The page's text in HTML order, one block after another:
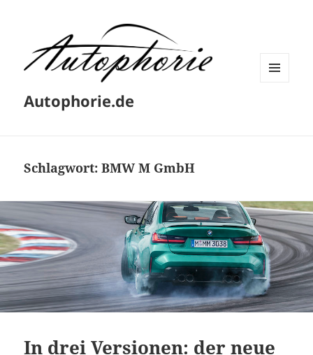
Autophorie.de
Schlagwort:BMW M GmbH
In drei Versionen: der neue